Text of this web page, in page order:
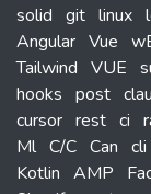
solid git linux
Angular Vue
Tailwind VUE
hooks post
cursor rest ci
Ml C/C Can cli
Kotlin AMP